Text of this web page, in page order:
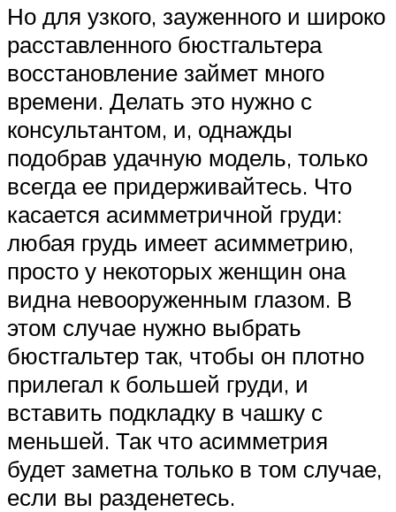
Но для узкого, зауженного и широко
расставленного бюстгальтера
восстановление займет много
времени. Делать это нужно с
консультантом, и, однажды
подобрав удачную модель, только
всегда ее придерживайтесь. Что
касается асимметричной груди:
любая грудь имеет асимметрию,
просто у некоторых женщин она
видна невооруженным глазом. В
этом случае нужно выбрать
бюстгальтер так, чтобы он плотно
прилегал к большей груди, и
вставить подкладку в чашку с
меньшей. Так что асимметрия
будет заметна только в том случае,
если вы разденетесь.